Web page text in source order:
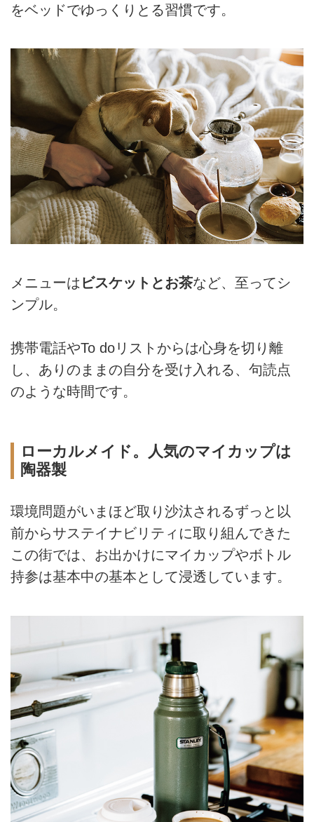
をベッドでゆっくりとる習慣です。
メニューは ビスケットとお茶など、至ってシ
ンプル。
携帯電話やTo doリストからは心身を切り離
し、ありのままの自分を受け入れる、句読点
のような時間です。
ローカルメイド。人気のマイカップは
陶器製
環境問題がいまほど取り沙汰されるずっと以
前からサステイナビリティに取り組んできた
この街では、お出かけにマイカップやボトル
持参は基本中の基本として浸透しています。